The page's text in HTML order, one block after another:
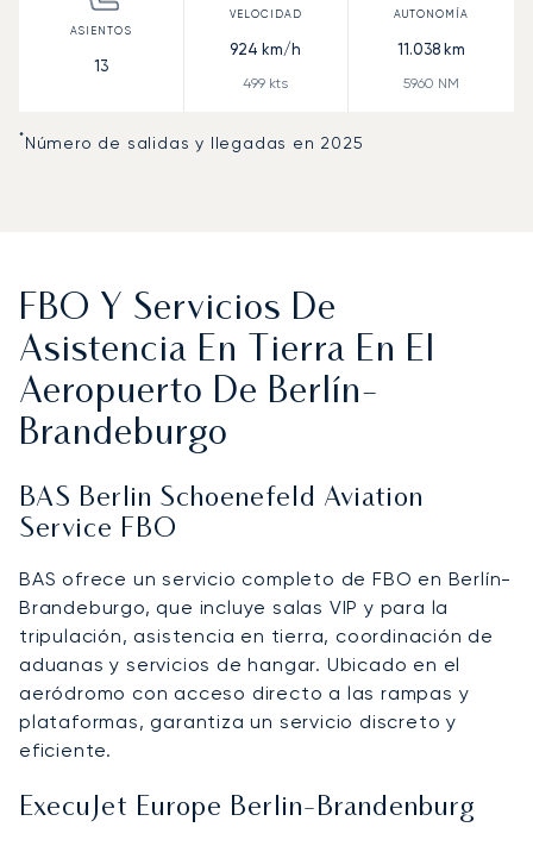
13
924 km/h
499 kts
11.038 km
5960 NM
*Número de salidas y llegadas en 2025
FBO Y Servicios De
Asistencia En Tierra En El
Aeropuerto De Berlín-
Brandeburgo
BAS Berlin Schoenefeld Aviation
Service FBO
BAS ofrece un servicio completo de FBO en Berlín-
Brandeburgo, que incluye salas VIP y para la
tripulación, asistencia en tierra, coordinación de
aduanas y servicios de hangar. Ubicado en el
aeródromo con acceso directo a las rampas y
plataformas, garantiza un servicio discreto y
eficiente.
ExecuJet Europe Berlin-Brandenburg